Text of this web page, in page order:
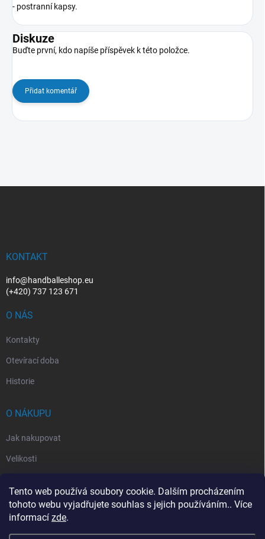
Tento web používá soubory cookie. Dalším procházením
tohoto webu vyjadřujete souhlas s jejich používáním.. Více
informací zde.
- postranní kapsy.
Diskuze
Buďte první, kdo napíše příspěvek k této položce.
Přidat komentář
KONTAKT
info@handballeshop.eu
(+420) 737 123 671
O NÁS
Kontakty
Otevírací doba
Historie
O NÁKUPU
Jak nakupovat
Velikosti
Vrácení, reklamace
Obchodní podmínky